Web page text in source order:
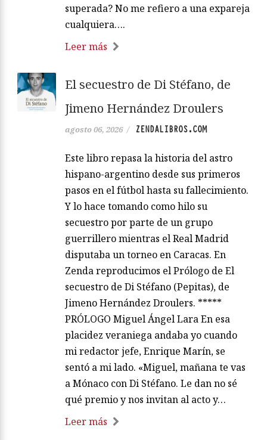
superada? No me refiero a una expareja
cualquiera….
Leer más
El secuestro de Di Stéfano, de
Jimeno Hernández Droulers
agosto 06, 2026 / ZENDALIBROS.COM
Este libro repasa la historia del astro
hispano-argentino desde sus primeros
pasos en el fútbol hasta su fallecimiento.
Y lo hace tomando como hilo su
secuestro por parte de un grupo
guerrillero mientras el Real Madrid
disputaba un torneo en Caracas. En
Zenda reproducimos el Prólogo de El
secuestro de Di Stéfano (Pepitas), de
Jimeno Hernández Droulers. *****
PRÓLOGO Miguel Ángel Lara En esa
placidez veraniega andaba yo cuando
mi redactor jefe, Enrique Marín, se
sentó a mi lado. «Miguel, mañana te vas
a Mónaco con Di Stéfano. Le dan no sé
qué premio y nos invitan al acto y…
Leer más